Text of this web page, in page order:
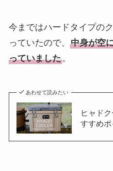
今まではハードタイプの
っていたので、 中身が空
っていました。
あわせて読みたい
ヒャド
すすめポ